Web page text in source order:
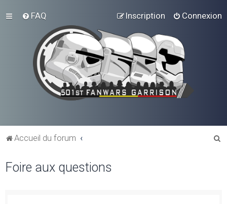
FAQ Connexion
Inscription
Accueil du forum
Foire aux questions